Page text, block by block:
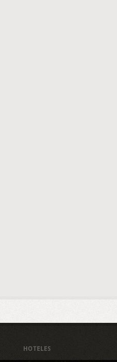
HOTELES